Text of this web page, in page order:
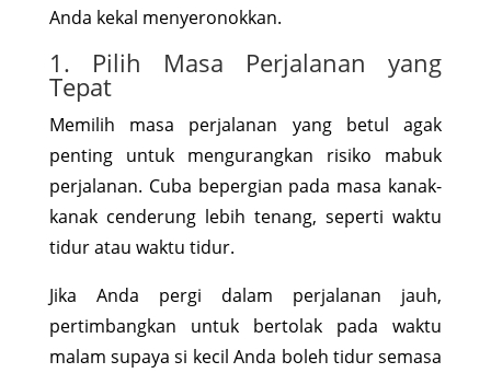
Anda kekal menyeronokkan.
1. Pilih Masa Perjalanan yang
Tepat
Memilih masa perjalanan yang betul agak
penting untuk mengurangkan risiko mabuk
perjalanan. Cuba bepergian pada masa kanak-
kanak cenderung lebih tenang, seperti waktu
tidur atau waktu tidur.
Jika Anda pergi dalam perjalanan jauh,
pertimbangkan untuk bertolak pada waktu
malam supaya si kecil Anda boleh tidur semasa